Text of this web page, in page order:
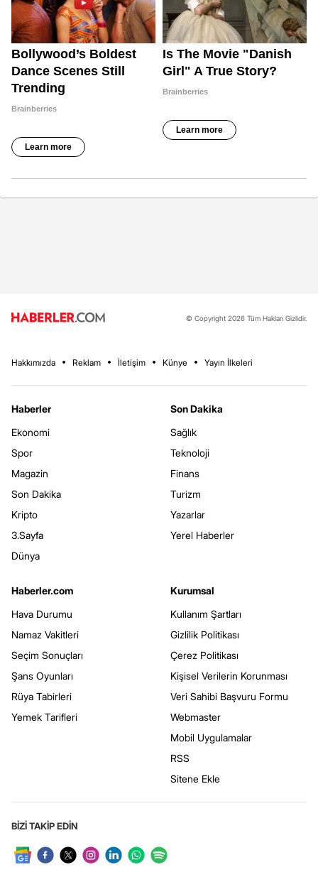
© Copyright 2026 Tüm Hakları Gizlidir.
Hakkımızda Reklam İletişim Künye Yayın İlkeleri
Haberler
Ekonomi
Spor
Magazin
Son Dakika
Kripto
3.Sayfa
Dünya
Son Dakika
Sağlık
Teknoloji
Finans
Turizm
Yazarlar
Yerel Haberler
Haberler.com
Hava Durumu
Namaz Vakitleri
Seçim Sonuçları
Şans Oyunları
Rüya Tabirleri
Yemek Tarifleri
Kurumsal
Kullanım Şartları
Gizlilik Politikası
Çerez Politikası
Kişisel Verilerin Korunması
Veri Sahibi Başvuru Formu
Webmaster
Mobil Uygulamalar
RSS
Sitene Ekle
BİZİ TAKİP EDİN